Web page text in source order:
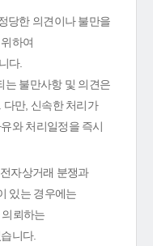
당한 의견이나 불만을
하여
다.
는 불만사항 및 의견은
만, 신속한 처리가
와 처리일정을 즉시
자상거래 분쟁과
있는 경우에는
뢰하는
니다.